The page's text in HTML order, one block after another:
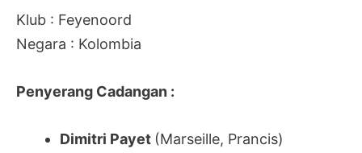
Klub : Feyenoord
Negara : Kolombia
Penyerang Cadangan :
Dimitri Payet (Marseille, Prancis)